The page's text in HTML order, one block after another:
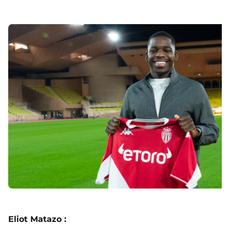
Eliot Matazo :